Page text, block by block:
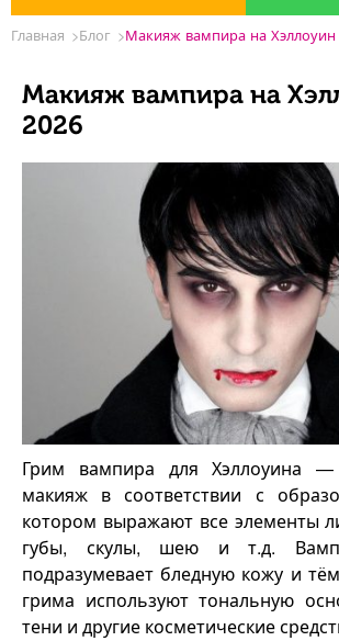
Главная Блог Макияж вампира на Хэллоуин
Макияж вампира на
2026
Грим вампира для Хэллоуина —
макияж в соответствии с
котором выражают все элементы
губы, скулы, шею и т.д.
подразумевает бледную кожу и
грима используют тональную
тени и другие косметические